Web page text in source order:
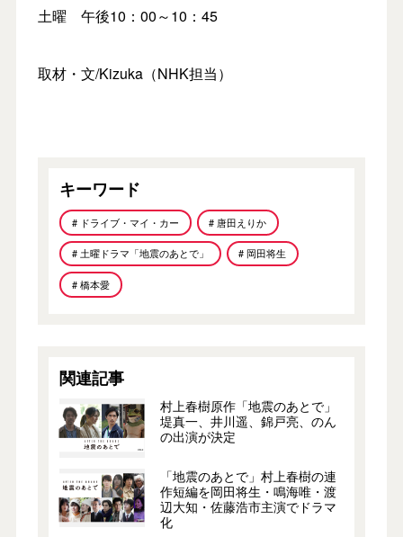
土曜 午後10：00～10：45
取材・文/Kizuka（NHK担当）
キーワード
# ドライブ・マイ・カー # 唐田えりか
# 土曜ドラマ「地震のあとで」 # 岡田将生
# 橋本愛
関連記事
村上春樹原作「地震のあとで」
堤真一、井川遥、錦戸亮、のん
の出演が決定
「地震のあとで」村上春樹の連
作短編を岡田将生・鳴海唯・渡
辺大知・佐藤浩市主演でドラマ
化